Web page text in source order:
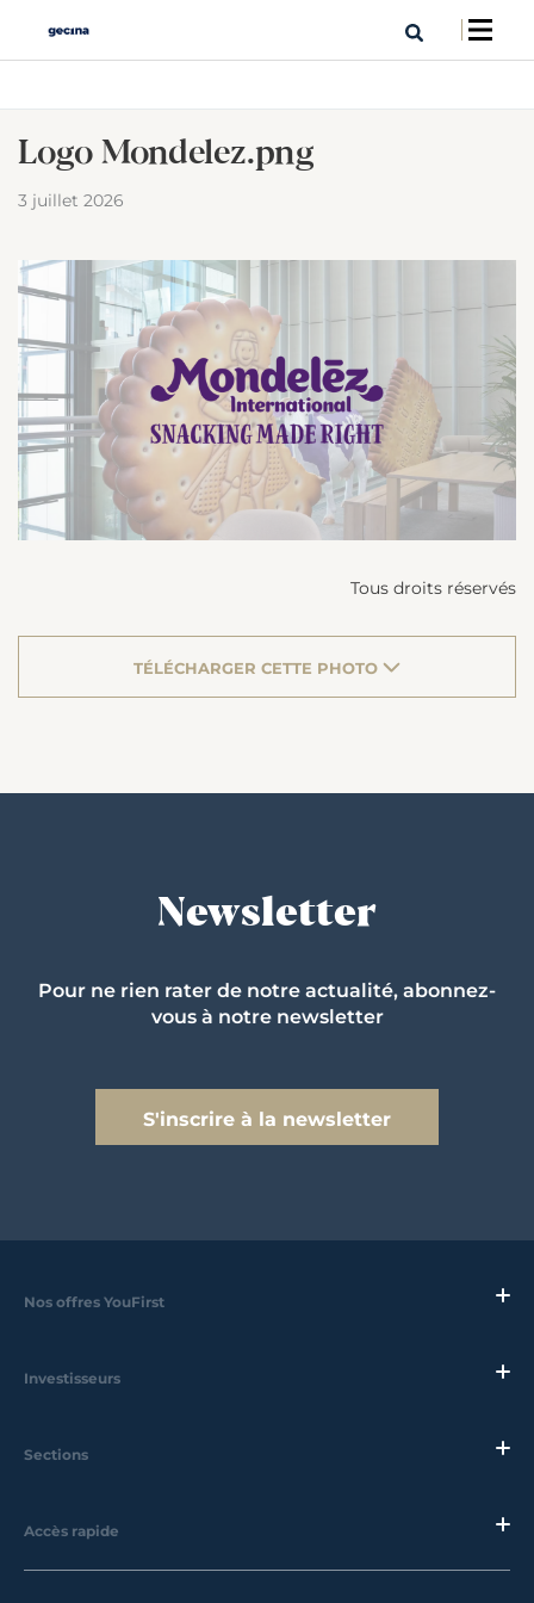
Logo Mondelez.png
3 juillet 2026
Tous droits réservés
TÉLÉCHARGER CETTE PHOTO
Newsletter
Pour ne rien rater de notre actualité, abonnez-
vous à notre newsletter
S'inscrire à la newsletter
Nos offres YouFirst
Investisseurs
Sections
Accès rapide